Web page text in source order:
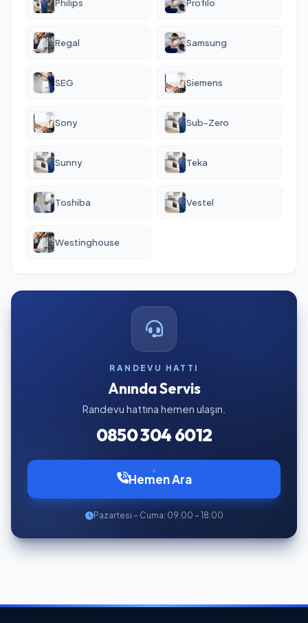
Philips Profilo
Regal Samsung
SEG Siemens
Sony Sub-Zero
Sunny Teka
Toshiba Vestel
Westinghouse
RANDEVU HATTI
Anında Servis
Randevu hattına hemen ulaşın.
0850 304 6012
Hemen Ara
Pazartesi – Cuma: 09:00 – 18:00